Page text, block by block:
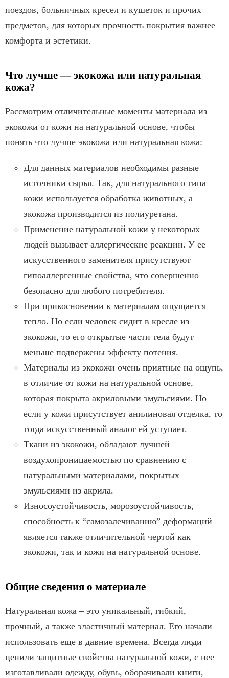
поездов, больничных кресел и кушеток и прочих
предметов, для которых прочность покрытия важнее
комфорта и эстетики.
Что лучше — экокожа или натуральная
кожа?
Рассмотрим отличительные моменты материала из
экокожи от кожи на натуральной основе, чтобы
понять что лучше экокожа или натуральная кожа:
Для данных материалов необходимы разные
источники сырья. Так, для натурального типа
кожи используется обработка животных, а
экокожа производится из полиуретана.
Применение натуральной кожи у некоторых
людей вызывает аллергические реакции. У ее
искусственного заменителя присутствуют
гипоаллергенные свойства, что совершенно
безопасно для любого потребителя.
При прикосновении к материалам ощущается
тепло. Но если человек сидит в кресле из
экокожи, то его открытые части тела будут
меньше подвержены эффекту потения.
Материалы из экокожи очень приятные на ощупь,
в отличие от кожи на натуральной основе,
которая покрыта акриловыми эмульсиями. Но
если у кожи присутствует анилиновая отделка, то
тогда искусственный аналог ей уступает.
Ткани из экокожи, обладают лучшей
воздухопроницаемостью по сравнению с
натуральными материалами, покрытых
эмульсиями из акрила.
Износоустойчивость, морозоустойчивость,
способность к “самозалечиванию” деформаций
является также отличительной чертой как
экокожи, так и кожи на натуральной основе.
Общие сведения о материале
Натуральная кожа – это уникальный, гибкий,
прочный, а также эластичный материал. Его начали
использовать еще в давние времена. Всегда люди
ценили защитные свойства натуральной кожи, с нее
изготавливали одежду, обувь, оборачивали книги,